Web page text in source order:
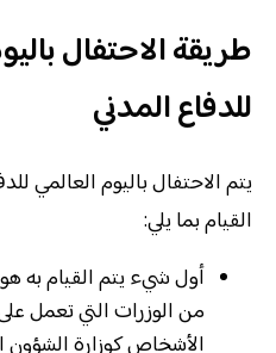
طريقة الاحتفال
للدفاع المدني
يتم الاحتفال باليوم العالمي
القيام بما يلي:
أول شيء يتم القيام به
من الوزرات التي تعمل